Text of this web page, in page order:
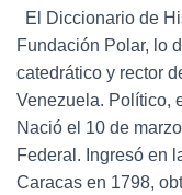
El Diccionario de
Fundación Polar, lo
catedrático y rector
Venezuela. Político,
Nació el 10 de
Federal. Ingresó en
Caracas en 1798,